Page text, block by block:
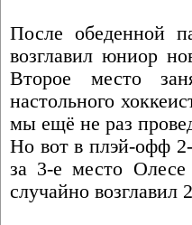
После обеденной
возглавил юниор
Второе место
настольного
мы ещё не раз
Но вот в плэй-офф
за 3-е место
случайно